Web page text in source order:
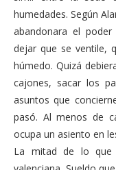
humedades. Según
abandonara el
dejar que se ventile,
húmedo. Quizá
cajones, sacar los
asuntos que
pasó. Al menos de
ocupa un asiento en
La mitad de lo que